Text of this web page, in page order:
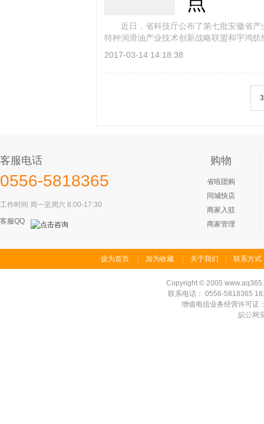
近日，省科技厅公布了第七批安徽省产
特种润滑油产业技术创新战略联盟和宇鸿
2017-03-14 14:18:38
客服电话
0556-5818365
工作时间 周一至周六 8:00-17:30
客服QQ
购物
省啦团购
同城快店
商家入驻
商家管理
设为首页 加为收藏 关于我们 联系方式
Copyright © 2005
联系电话： 0556-5818365
增值电信业务经营许可证
皖公网